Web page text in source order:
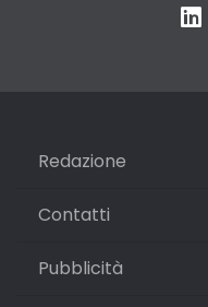
Redazione
Contatti
Pubblicità